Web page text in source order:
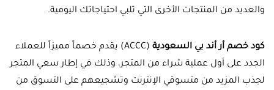
والعديد من المنتجات الأخرى التي تلبي احتياجاتك اليومية.
كود خصم أر أند بي السعودية (
ACCC) يقدم خصماً مميزاً للعملاء
الجدد على أول عملية شراء من المتجر، وذلك في إطار سعي المتجر
لجذب المزيد من متسوقي الإنترنت وتشجيعهم على التسوق من